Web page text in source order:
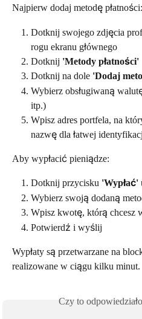
Najpierw dodaj metodę płatności:
Dotknij swojego zdjęcia
rogu ekranu głównego
Dotknij 'Metody płatności'
Dotknij na dole 'Dodaj
Wybierz obsługiwaną
itp.)
Wpisz adres portfela, na
nazwę dla łatwej
Aby wypłacić pieniądze:
Dotknij przycisku 'Wypłać'
Wybierz swoją dodaną
Wpisz kwotę, którą chcesz
Potwierdź i wyślij
Wypłaty są przetwarzane na
realizowane w ciągu kilku minut.
Czy to